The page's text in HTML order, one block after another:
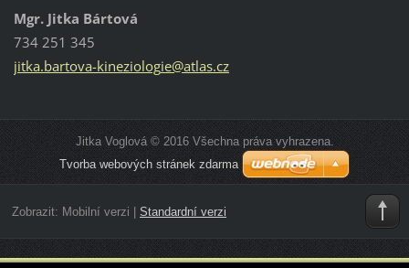
Mgr. Jitka Bártová
734 251 345
jitka.bartova-kineziologie@atlas.cz
Jitka Voglová © 2016 Všechna práva vyhrazena.
Tvorba webových stránek zdarma
Zobrazit: Mobilní verzi Standardní verzi